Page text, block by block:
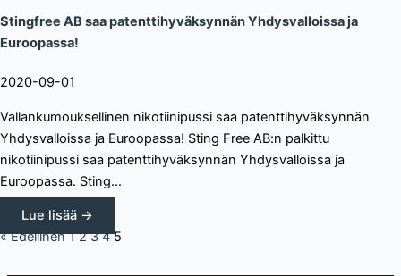
Stingfree AB saa patenttihyväksynnän Yhdysvalloissa ja
Euroopassa!
2020-09-01
Vallankumouksellinen nikotiinipussi saa patenttihyväksynnän
Yhdysvalloissa ja Euroopassa! Sting Free AB:n palkittu
nikotiinipussi saa patenttihyväksynnän Yhdysvalloissa ja
Euroopassa. Sting...
Lue lisää →
« Edellinen 1 2 3 4 5